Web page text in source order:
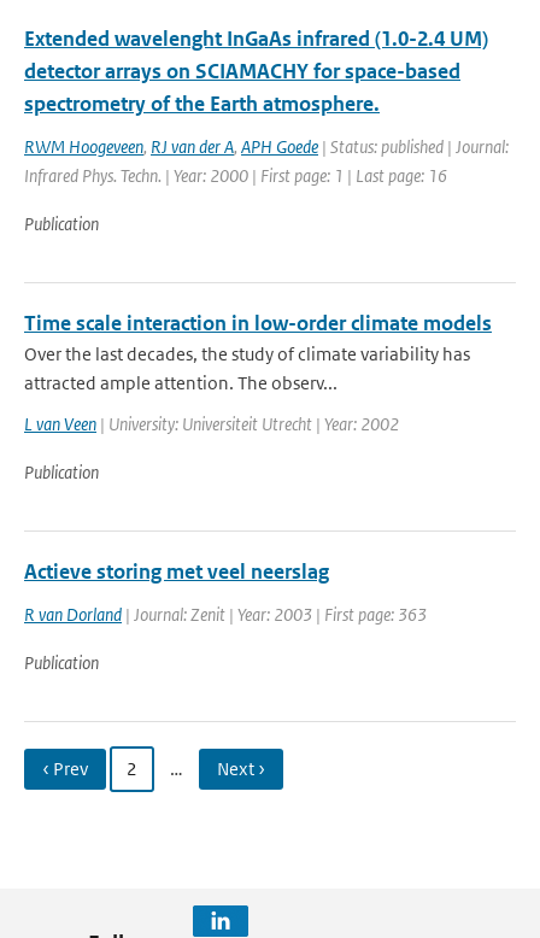
Extended wavelenght InGaAs infrared (1.0-2.4 UM)
detector arrays on SCIAMACHY for space-based
spectrometry of the Earth atmosphere.
RWM Hoogeveen, RJ van der A, APH Goede | Status: published | Journal:
Infrared Phys. Techn. | Year: 2000 | First page: 1 | Last page: 16
Publication
Time scale interaction in low-order climate models
Over the last decades, the study of climate variability has
attracted ample attention. The observ...
L van Veen | University: Universiteit Utrecht | Year: 2002
Publication
Actieve storing met veel neerslag
R van Dorland | Journal: Zenit | Year: 2003 | First page: 363
Publication
‹ Prev 2 … Next ›